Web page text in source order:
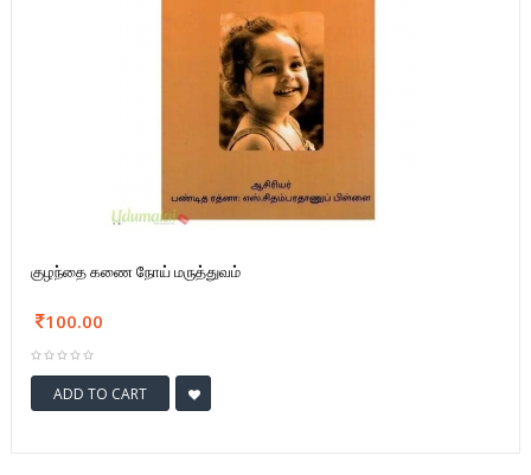
குழந்தை கணை நோய் மருத்துவம்
100.00
ADD TO CART